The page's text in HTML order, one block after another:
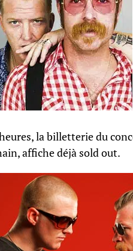
la billetterie du
affiche déjà sold out.